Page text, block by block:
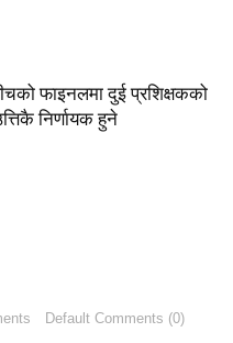
फाइनलमा दुई प्रशिक्षकको
निर्णायक हुने
Default Comments (0)